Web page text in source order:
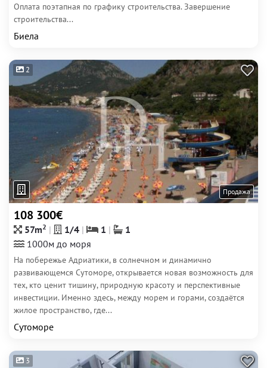
Оплата поэтапная по графику строительства. Завершение
строительства...
Биела
2
Продажа
108 300€
57m2 1/4 1
1
1000м до моря
На побережье Адриатики, в солнечном и динамично
развивающемся Сутоморе, открывается новая возможность для
тех, кто ценит тишину, природную красоту и перспективные
инвестиции. Именно здесь, между морем и горами, создаётся
жилое пространство, где...
Сутоморе
3